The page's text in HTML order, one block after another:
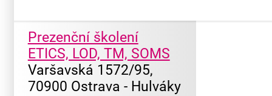
Prezenční školení
ETICS, LOD, TM, SOMS
Varšavská 1572/95,
70900 Ostrava - Hulváky